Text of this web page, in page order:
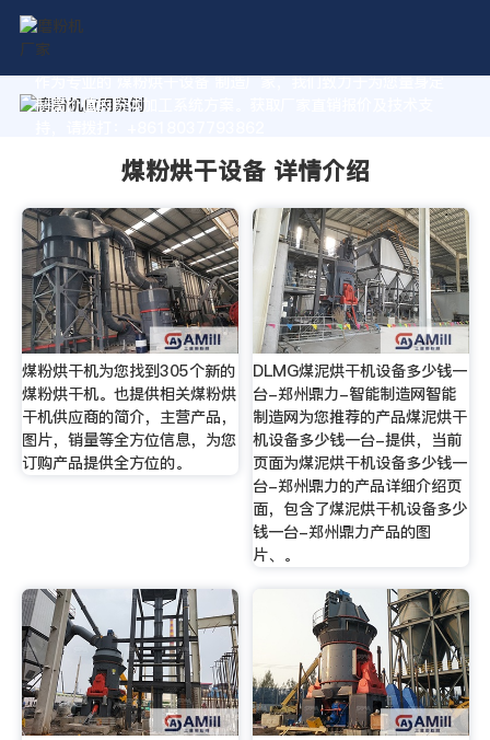
作为专业的 煤粉烘干设备 制造厂家，我们致力于为您量身定
制高价值的粉体加工系统方案。获取厂家直销报价及技术支
煤粉烘干设备 详情介绍
煤粉烘干机为您找到305个新的
煤粉烘干机。也提供相关煤粉烘
干机供应商的简介，主营产品，
图片，销量等全方位信息，为您
订购产品提供全方位的。
DLMG煤泥烘干机设备多少钱一
台-郑州鼎力-智能制造网智能
制造网为您推荐的产品煤泥烘干
机设备多少钱一台-提供，当前
页面为煤泥烘干机设备多少钱一
台-郑州鼎力的产品详细介绍页
面，包含了煤泥烘干机设备多少
钱一台-郑州鼎力产品的图
片、。